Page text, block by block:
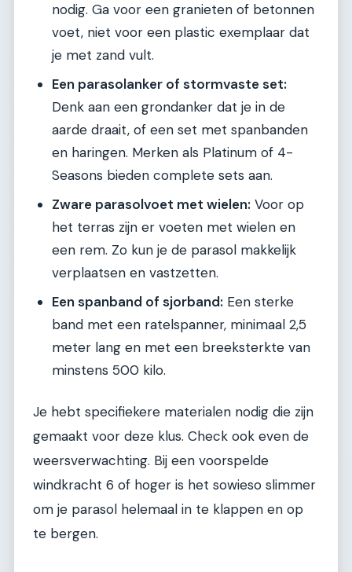
nodig. Ga voor een granieten of betonnen
voet, niet voor een plastic exemplaar dat
je met zand vult.
Een parasolanker of stormvaste set:
Denk aan een grondanker dat je in de
aarde draait, of een set met spanbanden
en haringen. Merken als Platinum of 4-
Seasons bieden complete sets aan.
Zware parasolvoet met wielen: Voor op
het terras zijn er voeten met wielen en
een rem. Zo kun je de parasol makkelijk
verplaatsen en vastzetten.
Een spanband of sjorband: Een sterke
band met een ratelspanner, minimaal 2,5
meter lang en met een breeksterkte van
minstens 500 kilo.
Je hebt specifiekere materialen nodig die zijn
gemaakt voor deze klus. Check ook even de
weersverwachting. Bij een voorspelde
windkracht 6 of hoger is het sowieso slimmer
om je parasol helemaal in te klappen en op
te bergen.